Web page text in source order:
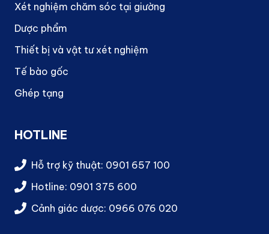
Xét nghiệm chăm sóc tại giường
Dược phẩm
Thiết bị và vật tư xét nghiệm
Tế bào gốc
Ghép tạng
HOTLINE
Hỗ trợ kỹ thuật: 0901 657 100
Hotline: 0901 375 600
Cảnh giác dược: 0966 076 020